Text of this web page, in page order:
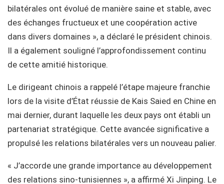
bilatérales ont évolué de manière saine et stable, avec
des échanges fructueux et une coopération active
dans divers domaines », a déclaré le président chinois.
Il a également souligné l’approfondissement continu
de cette amitié historique.
Le dirigeant chinois a rappelé l’étape majeure franchie
lors de la visite d’État réussie de Kais Saied en Chine en
mai dernier, durant laquelle les deux pays ont établi un
partenariat stratégique. Cette avancée significative a
propulsé les relations bilatérales vers un nouveau palier.
« J’accorde une grande importance au développement
des relations sino-tunisiennes », a affirmé Xi Jinping. Le